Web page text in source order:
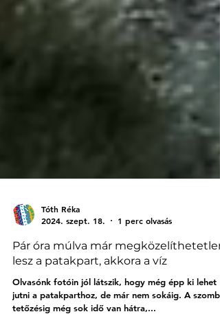
Tóth Réka
2024. szept. 18.
1 perc olvasás
Pár óra múlva már megközelíthetetlen